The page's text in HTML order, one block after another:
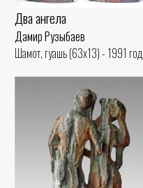
Два ангела
Дамир Рузыбаев
Шамот, гуашь (63x13) - 1991 год